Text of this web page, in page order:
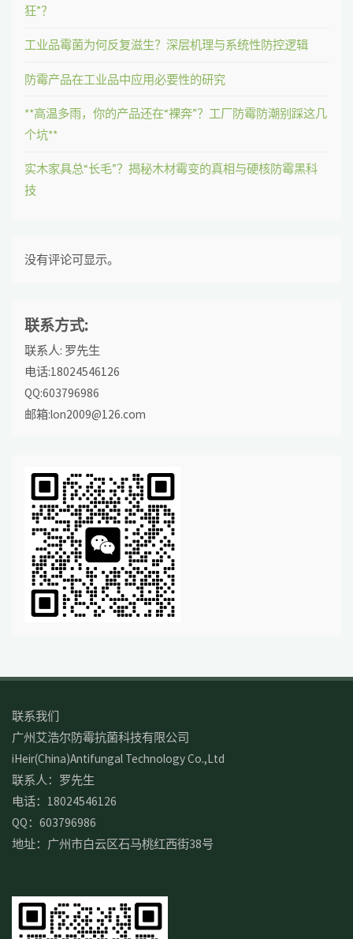
狂”？
工业品霉菌为何反复滋生？深层机理与系统性防控逻辑
防霉产品在工业品中应用必要性的研究
**高温多雨，你的产品还在“裸奔”？工厂防霉防潮别踩这几
个坑**
实木家具总“长毛”？揭秘木材霉变的真相与硬核防霉黑科
技
没有评论可显示。
联系方式:
联系人: 罗先生
电话:18024546126
QQ:603796986
邮箱:lon2009@126.com
联系我们
广州艾浩尔防霉抗菌科技有限公司
iHeir(China)Antifungal Technology Co.,Ltd
联系人：罗先生
电话：18024546126
QQ：603796986
地址：广州市白云区石马桃红西街38号